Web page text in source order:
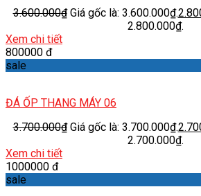
3.600.000₫ Giá gốc là: 3.600.000₫.
2.800.000₫.
Xem chi tiết
800000 đ
sale
ĐÁ ỐP THANG MÁY 06
3.700.000₫ Giá gốc là: 3.700.000₫.
2.700.000₫.
Xem chi tiết
1000000 đ
sale